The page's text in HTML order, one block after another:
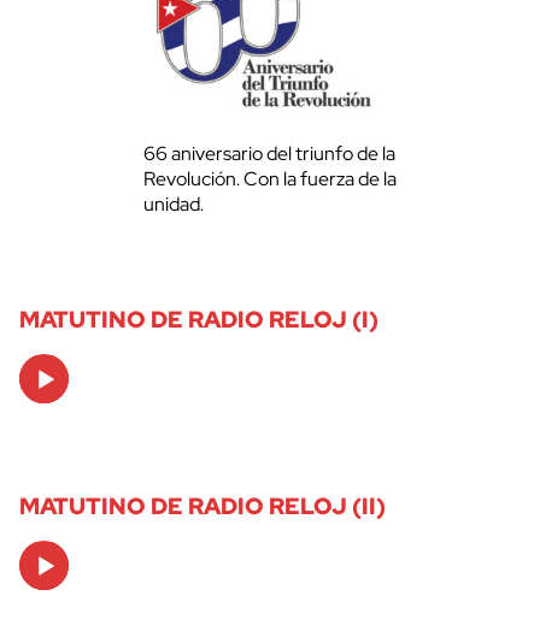
66 aniversario del triunfo de la
Revolución. Con la fuerza de la
unidad.
MATUTINO DE RADIO RELOJ (I)
Audio
Player
MATUTINO DE RADIO RELOJ (II)
Audio
Player